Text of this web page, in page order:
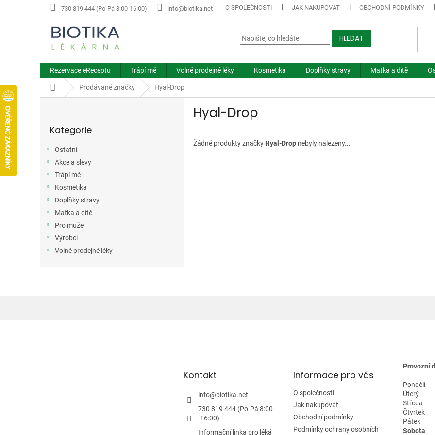
na
730 819 444 (Po-Pá 8:00-16:00) info@biotika.net O SPOLEČNOSTI JAK NAKUPOVAT OBCHODNÍ PODMÍNKY
HLEDAT
Rezervace eReceptu Trápí mě Volně prodejné léky Kosmetika Doplňky stravy Matka a dítě
Domů Prodávané značky Hyal-Drop
kategorie
Kategorie
Ostatní
Akce a slevy
Trápí mě
Kosmetika
Doplňky stravy
Matka a dítě
Pro muže
Výrobci
Volně prodejné léky
Hyal-Drop
Žádné produkty značky Hyal-Drop nebyly nalezeny...
Kontakt
info@biotika.net
730 819 444 (Po-Pá 8:00
-16:00)
Informační linka pro léká
Informace pro vás
O společnosti
Jak nakupovat
Obchodní podmínky
Podmínky ochrany osobních
Provozní
Pondělí
Úterý
Středa
Čtvrtek
Pátek
Sobota